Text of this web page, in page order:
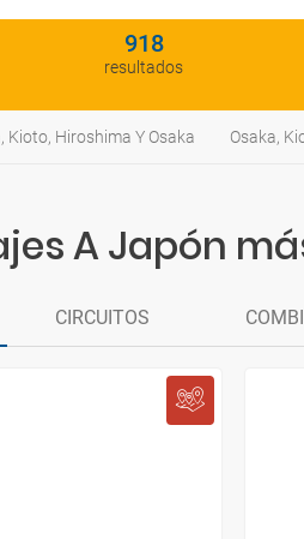
918
resultados
Kioto, Hiroshima Y Osaka Osaka,
A Japón
CIRCUITOS